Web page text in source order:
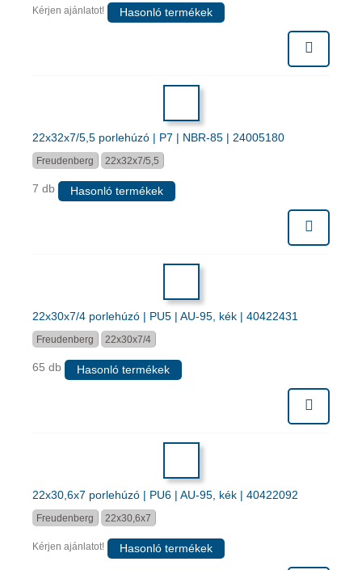
Kérjen ajánlatot! Hasonló termékek
22x32x7/5,5 porlehúzó | P7 | NBR-85 | 24005180
Freudenberg 22x32x7/5,5
7 db Hasonló termékek
22x30x7/4 porlehúzó | PU5 | AU-95, kék | 40422431
Freudenberg 22x30x7/4
65 db Hasonló termékek
22x30,6x7 porlehúzó | PU6 | AU-95, kék | 40422092
Freudenberg 22x30,6x7
Kérjen ajánlatot! Hasonló termékek